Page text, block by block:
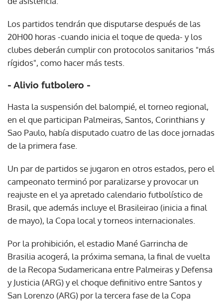
Los partidos tendrán que disputarse después de las
20H00 horas -cuando inicia el toque de queda- y los
clubes deberán cumplir con protocolos sanitarios "más
rígidos", como hacer más tests.
- Alivio futbolero -
Hasta la suspensión del balompié, el torneo regional,
en el que participan Palmeiras, Santos, Corinthians y
Sao Paulo, había disputado cuatro de las doce jornadas
de la primera fase.
Un par de partidos se jugaron en otros estados, pero el
campeonato terminó por paralizarse y provocar un
reajuste en el ya apretado calendario futbolístico de
Brasil, que además incluye el Brasileirao (inicia a final
de mayo), la Copa local y torneos internacionales.
Por la prohibición, el estadio Mané Garrincha de
Brasilia acogerá, la próxima semana, la final de vuelta
de la Recopa Sudamericana entre Palmeiras y Defensa
y Justicia (ARG) y el choque definitivo entre Santos y
San Lorenzo (ARG) por la tercera fase de la Copa